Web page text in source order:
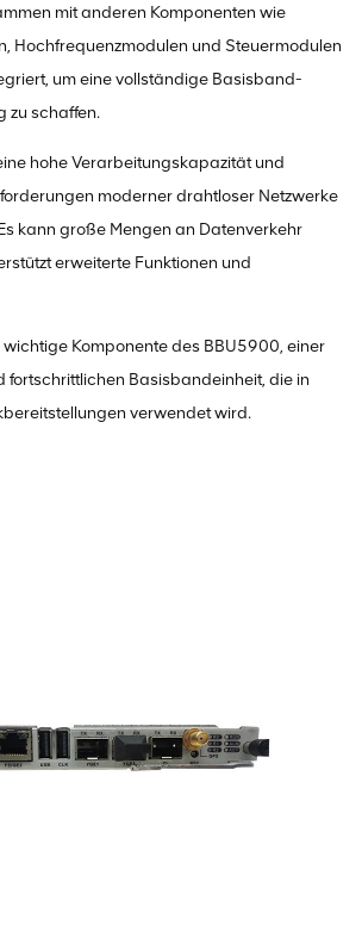
mit anderen Komponenten wie
Hochfrequenzmodulen und Steuermodulen
um eine vollständige Basisband-
zu schaffen.
hohe Verarbeitungskapazität und
moderner drahtloser Netzwerke
kann große Mengen an Datenverkehr
erweiterte Funktionen und
wichtige Komponente des BBU5900, einer
fortschrittlichen Basisbandeinheit, die in
verwendet wird.